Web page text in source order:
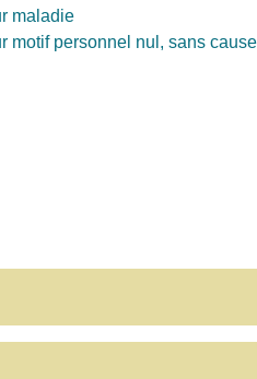
maladie
motif personnel nul, sans